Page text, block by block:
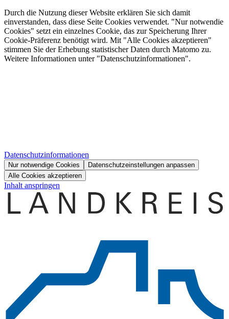
Durch die Nutzung dieser Website erklären Sie sich damit
einverstanden, dass diese Seite Cookies verwendet. "Nur notwendie
Cookies" setzt ein einzelnes Cookie, das zur Speicherung Ihrer
Cookie-Präferenz benötigt wird. Mit "Alle Cookies akzeptieren"
stimmen Sie der Erhebung statistischer Daten durch Matomo zu.
Weitere Informationen unter "Datenschutzinformationen".
Datenschutzinformationen
Nur notwendige Cookies
Datenschutzeinstellungen anpassen
Alle Cookies akzeptieren
Inhalt anspringen